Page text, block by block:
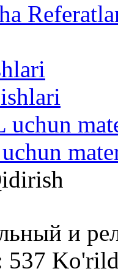
uchun
и
537